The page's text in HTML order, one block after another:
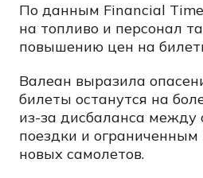
По данным Financial
на топливо и персонал
повышению цен на
Валеан выразила
билеты останутся на
из-за дисбаланса между
поездки и
новых самолетов.